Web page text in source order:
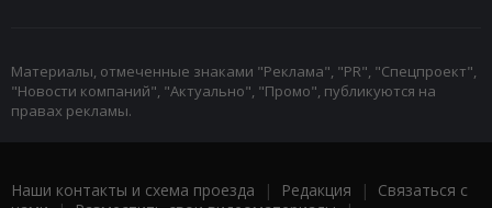
Материалы, отмеченные знаками "Реклама", "PR", "Спецпроект",
"Новости компаний", "Актуально", "Промо", публикуются на
правах рекламы.
Наши контакты и схема проезда | Редакция | Связаться с